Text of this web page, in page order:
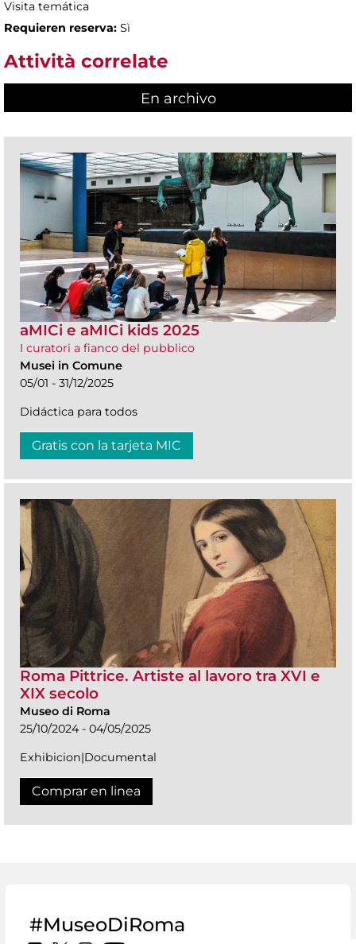
Visita temática
Requieren reserva: Sì
Attività correlate
En archivo
aMICi e aMICi kids 2025
I curatori a fianco del pubblico
Musei in Comune
05/01 - 31/12/2025
Didáctica para todos
Gratis con la tarjeta MIC
Roma Pittrice. Artiste al lavoro tra XVI e
XIX secolo
Museo di Roma
25/10/2024 - 04/05/2025
Exhibicion|Documental
Comprar en linea
#MuseoDiRoma